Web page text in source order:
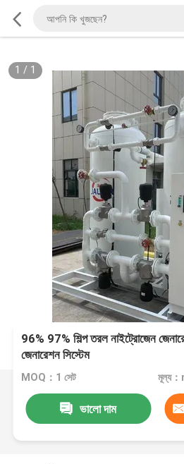
1 / 1
96% 97% শিল্প তরল নাইট্রোজেন
জেনারেশন সিস্টেম
MOQ：1 সেট মূল্য
ভালো দাম